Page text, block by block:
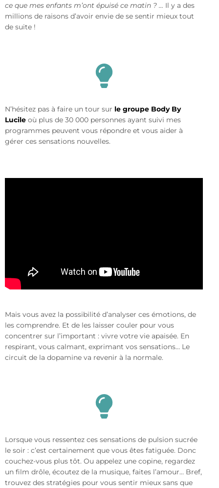
ce que mes enfants m’ont épuisé ce matin ? … Il y a des
millions de raisons d’avoir envie de se sentir mieux tout
de suite !
N’hésitez pas à faire un tour sur le groupe Body By
Lucile où plus de 30 000 personnes ayant suivi mes
programmes peuvent vous répondre et vous aider à
gérer ces sensations nouvelles.
Mais vous avez la possibilité d’analyser ces émotions, de
les comprendre. Et de les laisser couler pour vous
concentrer sur l’important : vivre votre vie apaisée. En
respirant, vous calmant, exprimant vos sensations… Le
circuit de la dopamine va revenir à la normale.
Lorsque vous ressentez ces sensations de pulsion sucrée
le soir : c’est certainement que vous êtes fatiguée. Donc
couchez-vous plus tôt. Ou appelez une copine, regardez
un film drôle, écoutez de la musique, faites l’amour… Bref,
trouvez des stratégies pour vous sentir mieux sans que